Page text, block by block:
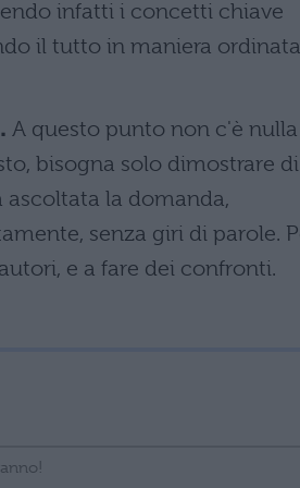
infatti i concetti chiave
il tutto in maniera
A questo punto non c'è nulla
bisogna solo dimostrare di
ascoltata la domanda,
senza giri di parole.
e a fare dei confronti.